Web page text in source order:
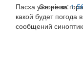
Пасха уже не за
какой будет погода
сообщений
Сторінки: 1